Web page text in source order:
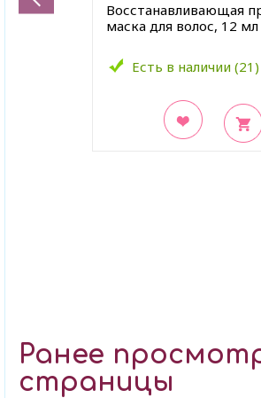
Восстанавливающая
маска для волос, 12 мл
Есть в наличии (21)
Ранее
страницы